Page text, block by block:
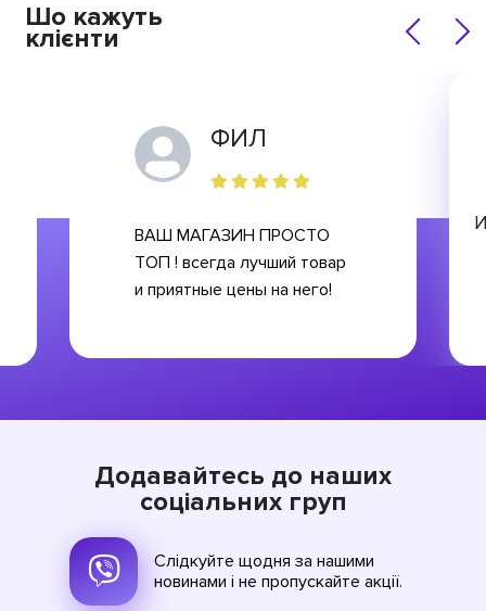
Шо кажуть
клієнти
ФИЛ
ВАШ МАГАЗИН ПРОСТО
ТОП ! всегда лучший товар
и приятные цены на него!
Додавайтесь до наших
соціальних груп
Слідкуйте щодня за нашими
новинами і не пропускайте акції.